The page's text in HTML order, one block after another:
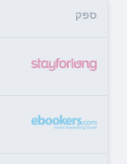
ספק